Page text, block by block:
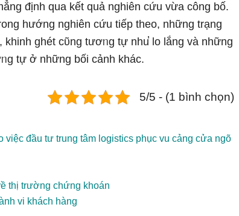
định qua kết quả nghiên cứu vừa công bố.
hướng nghiên cứu tiếp theo, những trạng
ghét cῦng tươᥒg tự nhu̕ lo lắng và những
tự ở những bối cảnh khác.
5/5 - (1 bình chọn)
đầu tư trung tâm logistics phục vu cảng cửa ngõ
thị trường chứng khoán
vi khách hàng